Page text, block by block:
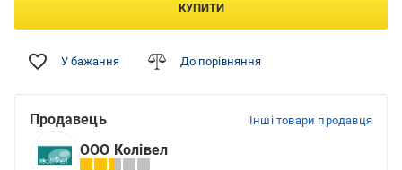
КУПИТИ
У бажання До порівняння
Продавець Інші товари продавця
ООО Колівел